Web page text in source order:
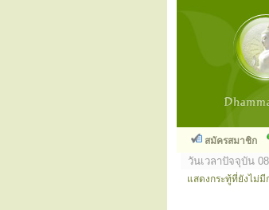
สมัครสมาชิก
วันเวลาปัจจุบัน
แสดงกระทู้ที่ยังไม่มี